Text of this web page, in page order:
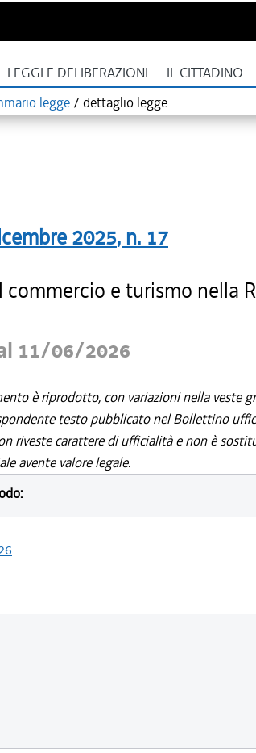
LEGGI E DELIBERAZIONI IL CITTADINO
legge / dettaglio legge
2025, n. 17
commercio e turismo nella
11/06/2026
è riprodotto, con variazioni nella veste
testo pubblicato nel Bollettino
riveste carattere di ufficialità e non è
avente valore legale.